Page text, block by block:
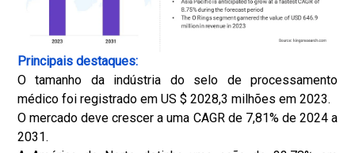
Principais destaques:
O tamanho da indústria do selo de processamento
médico foi registrado em US $ 2028,3 milhões em 2023.
O mercado deve crescer a uma CAGR de 7,81% de 2024 a
2031.